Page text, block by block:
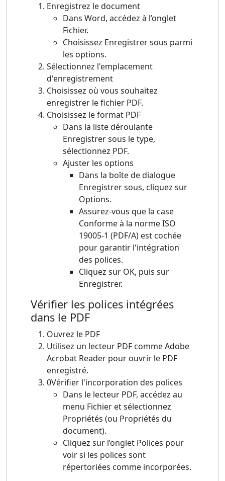
Enregistrez le document
Dans Word, accédez à l’onglet
Fichier.
Choisissez Enregistrer sous parmi
les options.
Sélectionnez l'emplacement
d'enregistrement
Choisissez où vous souhaitez
enregistrer le fichier PDF.
Choisissez le format PDF
Dans la liste déroulante
Enregistrer sous le type,
sélectionnez PDF.
Ajuster les options
Dans la boîte de dialogue
Enregistrer sous, cliquez sur
Options.
Assurez-vous que la case
Conforme à la norme ISO
19005-1 (PDF/A) est cochée
pour garantir l'intégration
des polices.
Cliquez sur OK, puis sur
Enregistrer.
Vérifier les polices intégrées
dans le PDF
Ouvrez le PDF
Utilisez un lecteur PDF comme Adobe
Acrobat Reader pour ouvrir le PDF
enregistré.
0Vérifier l'incorporation des polices
Dans le lecteur PDF, accédez au
menu Fichier et sélectionnez
Propriétés (ou Propriétés du
document).
Cliquez sur l’onglet Polices pour
voir si les polices sont
répertoriées comme incorporées.